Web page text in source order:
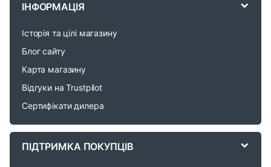
C
ІНФОРМАЦІЯ
Історія та цілі магазину
Блог сайту
Карта магазину
Відгуки на Trustpilot
Сертифікати дилера
ПІДТРИМКА ПОКУПЦІВ